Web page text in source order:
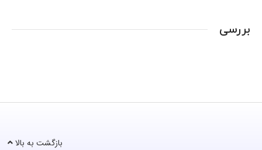
بررسی
بازگشت به بالا